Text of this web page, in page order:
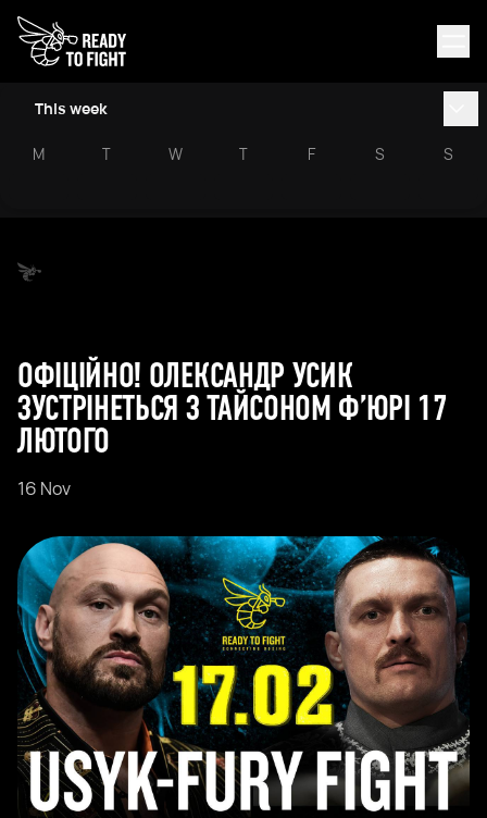
This week
M T W T F S S
ОФІЦІЙНО! ОЛЕКСАНДР УСИК
ЗУСТРІНЕТЬСЯ З ТАЙСОНОМ Ф’ЮРІ 17
ЛЮТОГО
16 Nov